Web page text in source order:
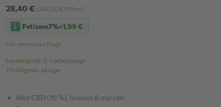
28,40 € (284,00 €/100ml)
Petisave7%=1,99 €
inkl. moms plus Fragt
Leveringstid : 2-3 arbejdsdage
Til rådighed : på lager
Med CBD (10 %), linalool & myrcen